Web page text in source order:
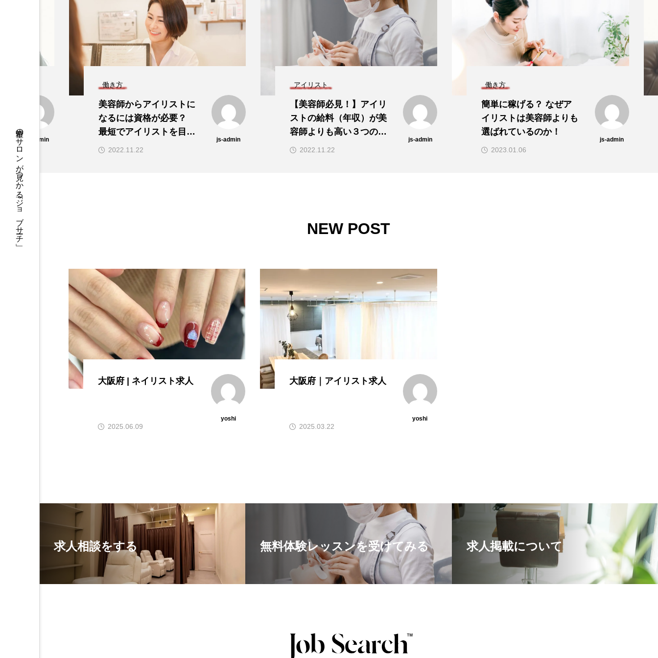
希望のサロンが見つかる「ジョブサーチ」 js-admin
働き方
美容師からアイリストに
なるには資格が必要？
最短でアイリストを目指
す方法
js-admin
2022.11.22
アイリスト
【美容師必見！】アイリ
ストの給料（年収）が美
容師よりも高い３つの理
由とは？
js-admin
2022.11.22
働き方
簡単に稼げる？ なぜア
イリストは美容師よりも
選ばれているのか！
js-admin
2023.01.06
NEW POST
大阪府 | ネイリスト求人
yoshi
2025.06.09
大阪府｜アイリスト求人
yoshi
2025.03.22
求人相談をする 無料体験レッスンを受けてみる 求人掲載について